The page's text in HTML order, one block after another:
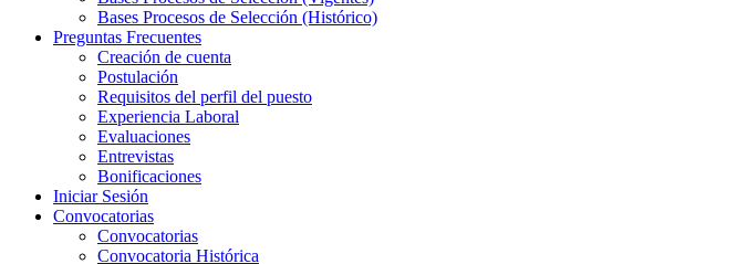
Bases Procesos de Selección (Histórico)
Preguntas Frecuentes
Creación de cuenta
Postulación
Requisitos del perfil del puesto
Experiencia Laboral
Evaluaciones
Entrevistas
Bonificaciones
Iniciar Sesión
Convocatorias
Convocatorias
Convocatoria Histórica